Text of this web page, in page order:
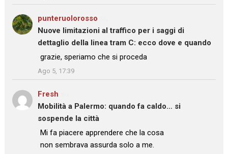
punteruolorosso
Nuove limitazioni al traffico per i saggi di
dettaglio della linea tram C: ecco dove e quando
: “
grazie, speriamo che si proceda
”
Ago 5, 17:39
Fresh
Mobilità a Palermo: quando fa caldo… si
sospende la città
: “
Mi fa piacere apprendere che la cosa
non sembrava assurda solo a me.
”